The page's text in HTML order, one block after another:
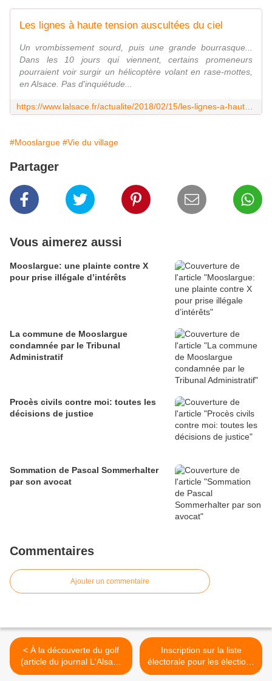
Les lignes à haute tension auscultées du ciel
Un vrombissement sourd, puis une grande bourrasque...
Dans les 10 jours qui viennent, certains promeneurs
pourraient voir surgir un hélicoptère volant en rase-mottes,
en Alsace. Pas d'inquiétude...
#Mooslargue #Vie du village
Partager
Vous aimerez aussi
Mooslargue: une plainte contre X
pour prise illégale d’intérêts
La commune de Mooslargue
condamnée par le Tribunal
Administratif
Procès civils contre moi: toutes les
décisions de justice
Sommation de Pascal Sommerhalter
par son avocat
Commentaires
Ajouter un commentaire
< À la découverte du golf
(article du journal L'Alsace
du 13/03/2019)
Inscription sur la liste
électorale pour les élections
européennes du